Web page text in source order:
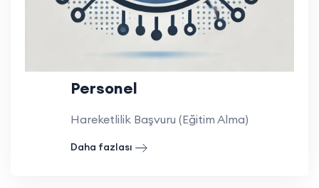
Personel
Hareketlilik Başvuru (Eğitim Alma)
Daha fazlası